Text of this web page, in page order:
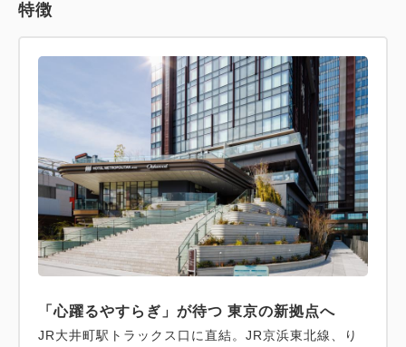
特徴
「心躍るやすらぎ」が待つ 東京の新拠点へ
JR大井町駅トラックス口に直結。JR京浜東北線、り